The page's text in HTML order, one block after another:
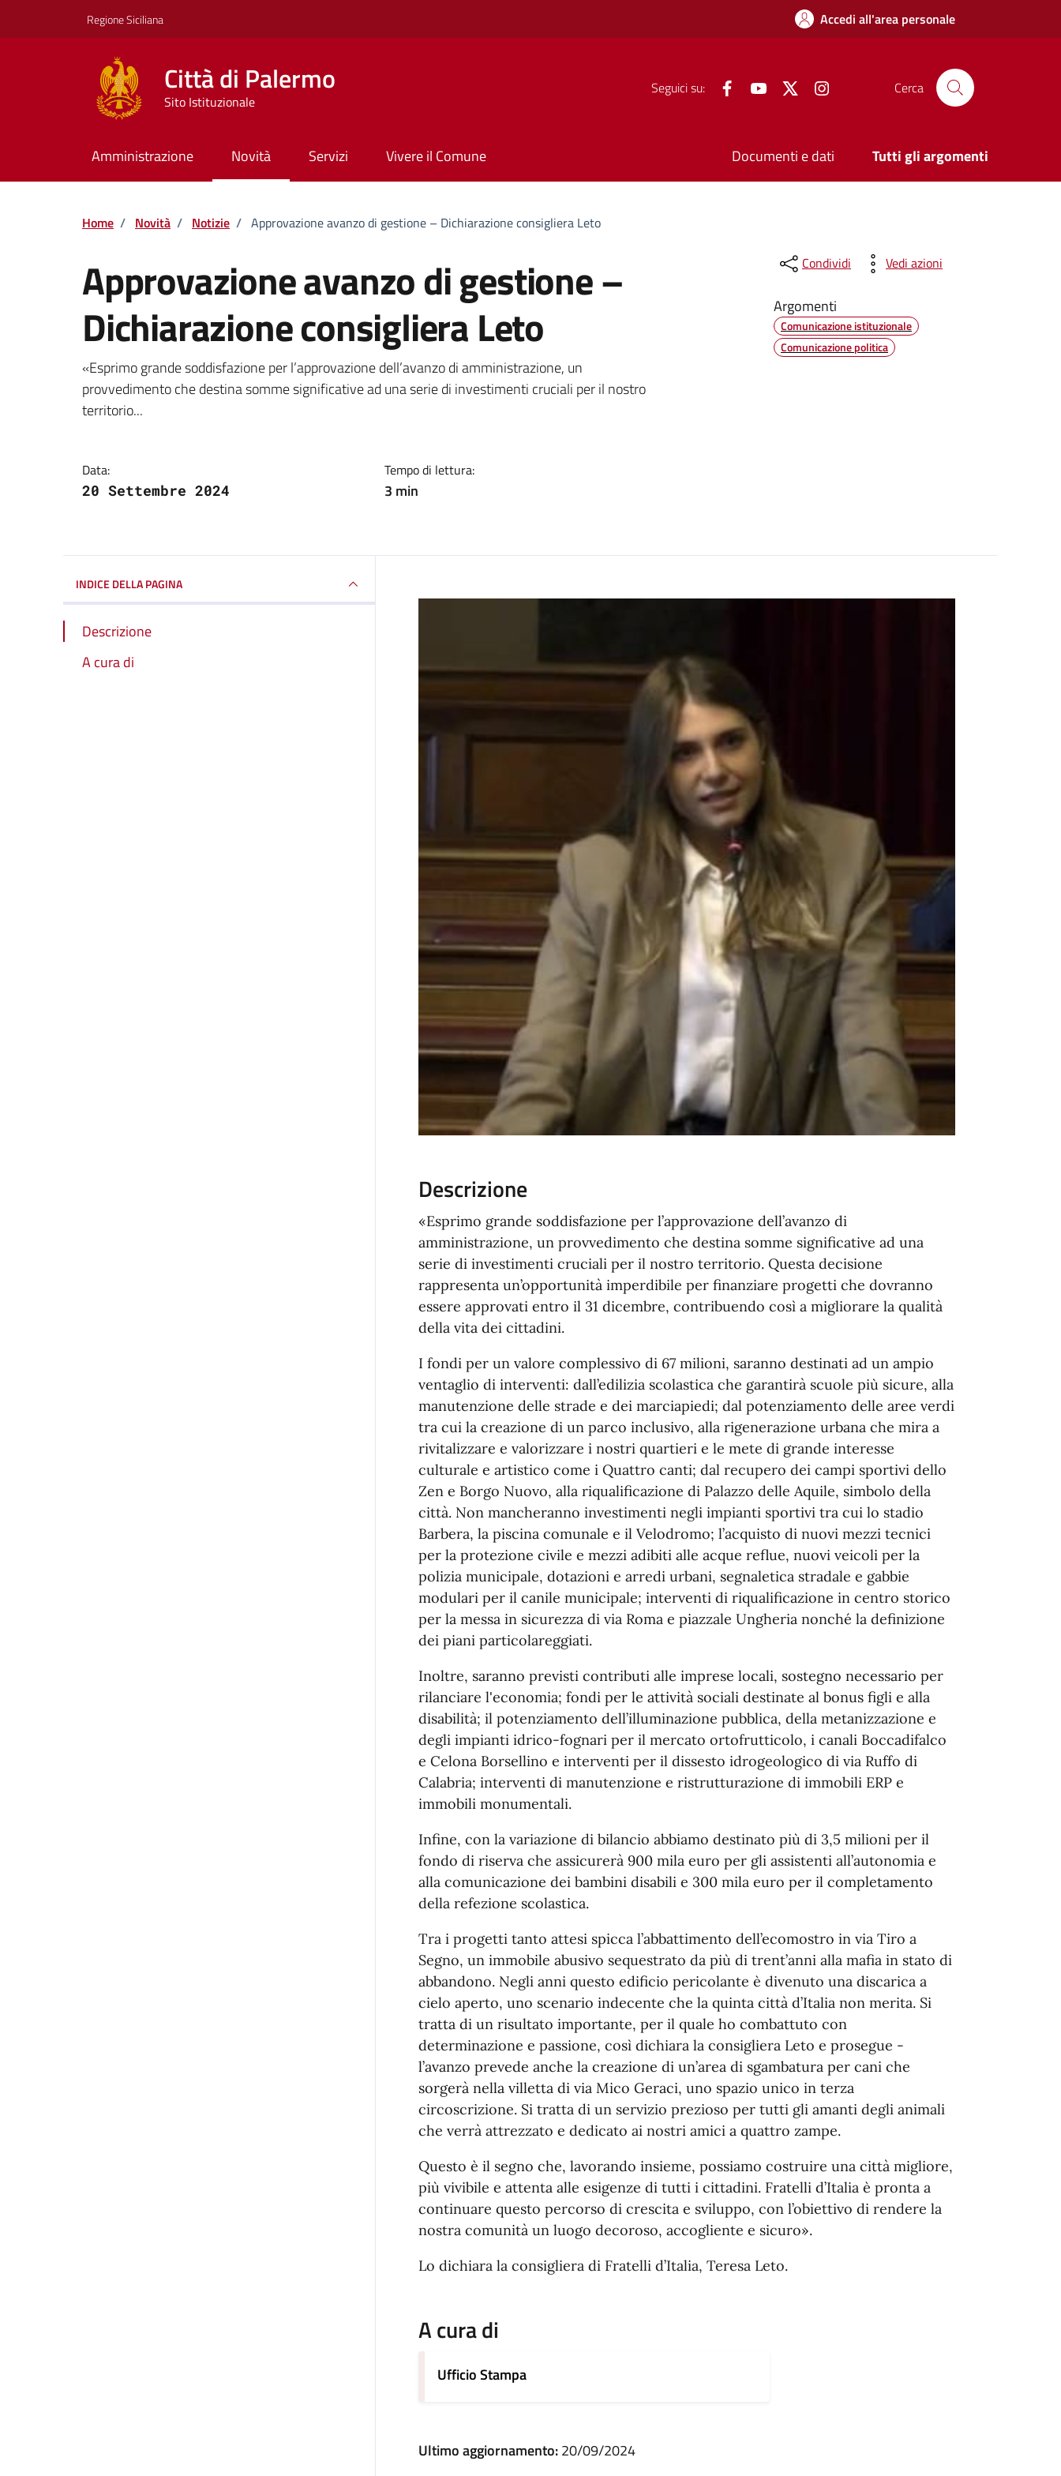
Regione Siciliana Accedi all'area personale
Città di Palermo
Sito Istituzionale
Seguici su: FacebookYouTube Twitter Cerca
Amministrazione Novità Servizi Vivere il Comune Documenti e dati Tutti gli argomenti
Home / Novità / Notizie / Approvazione avanzo di gestione – Dichiarazione consigliera Leto
Approvazione avanzo di gestione –
Dichiarazione consigliera Leto
Dettagli della notizia
«Esprimo grande soddisfazione per l’approvazione dell’avanzo di amministrazione, un
provvedimento che destina somme significative ad una serie di investimenti cruciali per il nostro
territorio...
Data:
20 Settembre 2024
Tempo di lettura:
3 min
Condividi Vedi azioni
Argomenti
Comunicazione istituzionale
Comunicazione politica
INDICE DELLA PAGINA
Descrizione
A cura di
Descrizione
«Esprimo grande soddisfazione per l’approvazione dell’avanzo di
amministrazione, un provvedimento che destina somme significative ad una
serie di investimenti cruciali per il nostro territorio. Questa decisione
rappresenta un’opportunità imperdibile per finanziare progetti che dovranno
essere approvati entro il 31 dicembre, contribuendo così a migliorare la qualità
della vita dei cittadini.
I fondi per un valore complessivo di 67 milioni, saranno destinati ad un ampio
ventaglio di interventi: dall’edilizia scolastica che garantirà scuole più sicure, alla
manutenzione delle strade e dei marciapiedi; dal potenziamento delle aree verdi
tra cui la creazione di un parco inclusivo, alla rigenerazione urbana che mira a
rivitalizzare e valorizzare i nostri quartieri e le mete di grande interesse
culturale e artistico come i Quattro canti; dal recupero dei campi sportivi dello
Zen e Borgo Nuovo, alla riqualificazione di Palazzo delle Aquile, simbolo della
città. Non mancheranno investimenti negli impianti sportivi tra cui lo stadio
Barbera, la piscina comunale e il Velodromo; l’acquisto di nuovi mezzi tecnici
per la protezione civile e mezzi adibiti alle acque reflue, nuovi veicoli per la
polizia municipale, dotazioni e arredi urbani, segnaletica stradale e gabbie
modulari per il canile municipale; interventi di riqualificazione in centro storico
per la messa in sicurezza di via Roma e piazzale Ungheria nonché la definizione
dei piani particolareggiati.
Inoltre, saranno previsti contributi alle imprese locali, sostegno necessario per
rilanciare l'economia; fondi per le attività sociali destinate al bonus figli e alla
disabilità; il potenziamento dell’illuminazione pubblica, della metanizzazione e
degli impianti idrico-fognari per il mercato ortofrutticolo, i canali Boccadifalco
e Celona Borsellino e interventi per il dissesto idrogeologico di via Ruffo di
Calabria; interventi di manutenzione e ristrutturazione di immobili ERP e
immobili monumentali.
Infine, con la variazione di bilancio abbiamo destinato più di 3,5 milioni per il
fondo di riserva che assicurerà 900 mila euro per gli assistenti all’autonomia e
alla comunicazione dei bambini disabili e 300 mila euro per il completamento
della refezione scolastica.
Tra i progetti tanto attesi spicca l’abbattimento dell’ecomostro in via Tiro a
Segno, un immobile abusivo sequestrato da più di trent’anni alla mafia in stato di
abbandono. Negli anni questo edificio pericolante è divenuto una discarica a
cielo aperto, uno scenario indecente che la quinta città d’Italia non merita. Si
tratta di un risultato importante, per il quale ho combattuto con
determinazione e passione, così dichiara la consigliera Leto e prosegue -
l’avanzo prevede anche la creazione di un’area di sgambatura per cani che
sorgerà nella villetta di via Mico Geraci, uno spazio unico in terza
circoscrizione. Si tratta di un servizio prezioso per tutti gli amanti degli animali
che verrà attrezzato e dedicato ai nostri amici a quattro zampe.
Questo è il segno che, lavorando insieme, possiamo costruire una città migliore,
più vivibile e attenta alle esigenze di tutti i cittadini. Fratelli d’Italia è pronta a
continuare questo percorso di crescita e sviluppo, con l’obiettivo di rendere la
nostra comunità un luogo decoroso, accogliente e sicuro».
Lo dichiara la consigliera di Fratelli d’Italia, Teresa Leto.
A cura di
Ufficio Stampa
Ultimo aggiornamento:20/09/2024